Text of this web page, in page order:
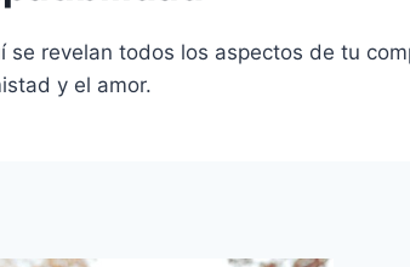
revelan todos los aspectos de tu
y el amor.